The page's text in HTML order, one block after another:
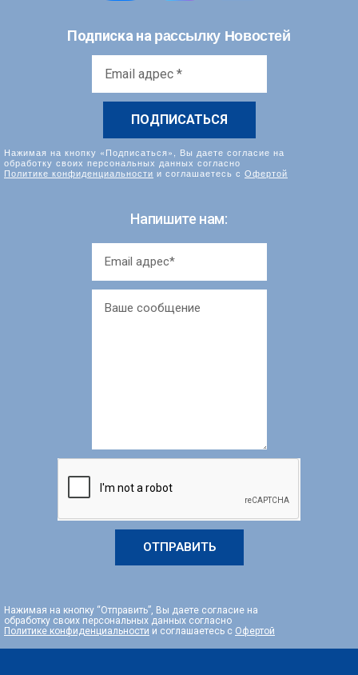
Подписка на рассылку Новостей
Нажимая на кнопку «Подписаться», Вы даете согласие на
обработку своих персональных данных согласно
Политике конфиденциальности и соглашаетесь с Офертой
Напишите нам:
ОТПРАВИТЬ
Нажимая на кнопку “Отправить”, Вы даете согласие на
обработку своих персональных данных согласно
Политике конфиденциальности и соглашаетесь с Офертой